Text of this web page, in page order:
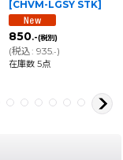
[CHVM-LGSY STK]
850.-(税別)
(税込: 935.-)
在庫数 5点